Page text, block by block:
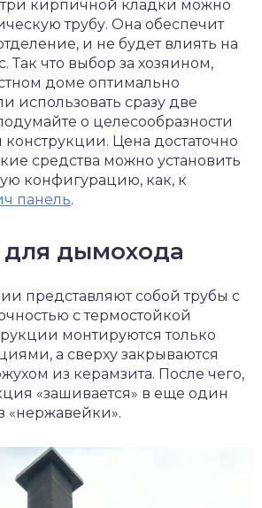
кирпичной кладки можно
трубу. Она обеспечит
и не будет влиять на
Так что выбор за хозяином,
доме оптимально
использовать сразу две
о целесообразности
Цена достаточно
средства можно установить
конфигурацию, как, к
панель.
дымохода
представляют собой трубы с
с термостойкой
монтируются только
а сверху закрываются
из керамзита. После чего,
«зашивается» в еще один
«нержавейки».